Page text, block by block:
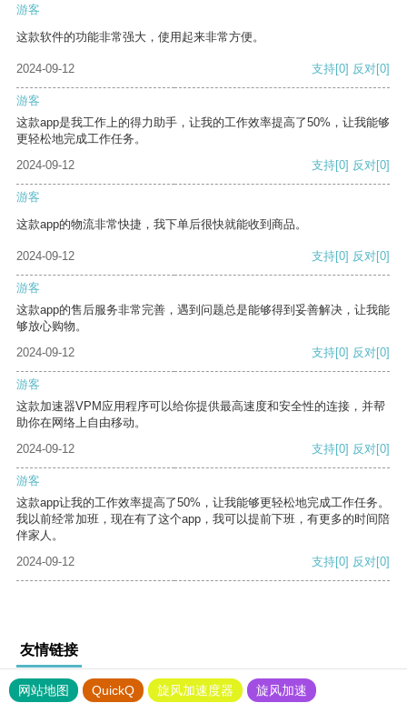
游客
这款软件的功能非常强大，使用起来非常方便。
2024-09-12 支持[0] 反对[0]
游客
这款app是我工作上的得力助手，让我的工作效率提高了50%，让我能够
更轻松地完成工作任务。
2024-09-12
支持[0] 反对[0]
游客
这款app的物流非常快捷，我下单后很快就能收到商品。
2024-09-12 支持[0] 反对[0]
游客
这款app的售后服务非常完善，遇到问题总是能够得到妥善解决，让我能
够放心购物。
2024-09-12
支持[0] 反对[0]
游客
这款加速器VPM应用程序可以给你提供最高速度和安全性的连接，并帮
助你在网络上自由移动。
2024-09-12
支持[0] 反对[0]
游客
这款app让我的工作效率提高了50%，让我能够更轻松地完成工作任务。
我以前经常加班，现在有了这个app，我可以提前下班，有更多的时间陪
伴家人。
2024-09-12
支持[0] 反对[0]
友情链接
网站地图 QuickQ 旋风加速度器
旋风加速